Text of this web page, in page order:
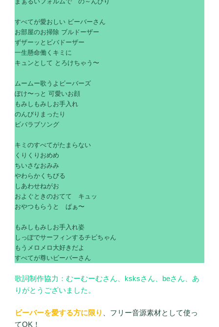
すべてが愛おしい ビーバーさん
お部屋のお掃除 ブルドーザー
ずザーッとビバドーザー
一生懸命働くキミに
キュンとして とろけちゃう〜
ムームー歌うよビーバーズ
ぽけ〜っと 可愛いお顔
もみしもみしお手入れ
のんびりまったり
ビバラブソング
キミのすべてがたまらない
くりくりおめめ
ちいさなおみみ
やわらかくちびる
しあわせねがお
およぐときのおてて キュッ
おやつもらうと ぱぁ〜
もみしもみしお手入れ姿
しっぽでサーフィンするチビちゃん
もうメロメロ大好きだよ
すべてが尊いビーバーさん
歌詞制作協力：むーむーむさん、ksksさん、beさん、あ
りがとうございました。
ビーバーを愛する方に限り
、フリー音源素材として使っ
てOK！